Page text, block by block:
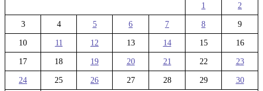
1 2
3 4 5 6 7 8 9
10 11 12 13 14 15 16
17 18 19 20 21 22 23
24 25 26 27 28 29 30